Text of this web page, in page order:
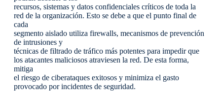
recursos, sistemas y datos confidenciales críticos de toda la
red de la organización. Esto se debe a que el punto final de
cada
segmento aislado utiliza firewalls, mecanismos de prevención
de intrusiones y
técnicas de filtrado de tráfico más potentes para impedir que
los atacantes maliciosos atraviesen la red. De esta forma,
mitiga
el riesgo de ciberataques exitosos y minimiza el gasto
provocado por incidentes de seguridad.